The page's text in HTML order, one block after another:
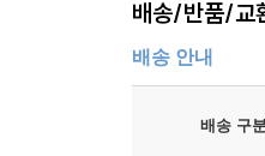
배송/반품/교
배송 안내
배송 구